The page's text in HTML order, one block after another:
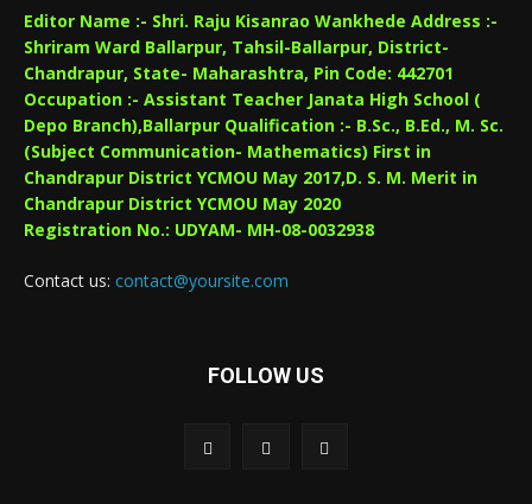
Editor Name :- Shri. Raju Kisanrao Wankhede Address :-
Shriram Ward Ballarpur, Tahsil-Ballarpur, District-
Chandrapur, State- Maharashtra, Pin Code: 442701
Occupation :- Assistant Teacher Janata High School (
Depo Branch),Ballarpur Qualification :- B.Sc., B.Ed., M. Sc.
(Subject Communication- Mathematics) First in
Chandrapur District YCMOU May 2017,D. S. M. Merit in
Chandrapur District YCMOU May 2020
Registration No.: UDYAM- MH-08-0032938
Contact us: contact@yoursite.com
FOLLOW US